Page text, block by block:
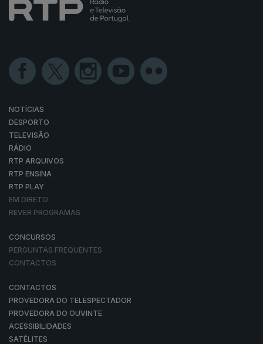
NOTÍCIAS
DESPORTO
TELEVISÃO
RÁDIO
RTP ARQUIVOS
RTP ENSINA
RTP PLAY
EM DIRETO
REVER PROGRAMAS
CONCURSOS
PERGUNTAS FREQUENTES
CONTACTOS
CONTACTOS
PROVEDORA DO TELESPECTADOR
PROVEDORA DO OUVINTE
ACESSIBILIDADES
SATÉLITES